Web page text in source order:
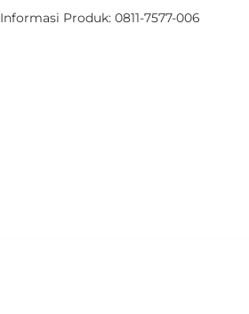
Informasi Produk: 0811-7577-006